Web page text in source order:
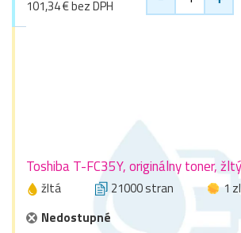
101,34 € bez DPH
Toshiba T-FC35Y, originálny toner, žltý
žltá 21000 stran
1
Nedostupné